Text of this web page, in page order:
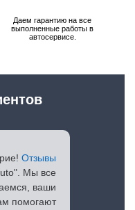
Даем гарантию на все
выполненные работы в
автосервисе.
Отзывы
Мы все
ваши
помогают